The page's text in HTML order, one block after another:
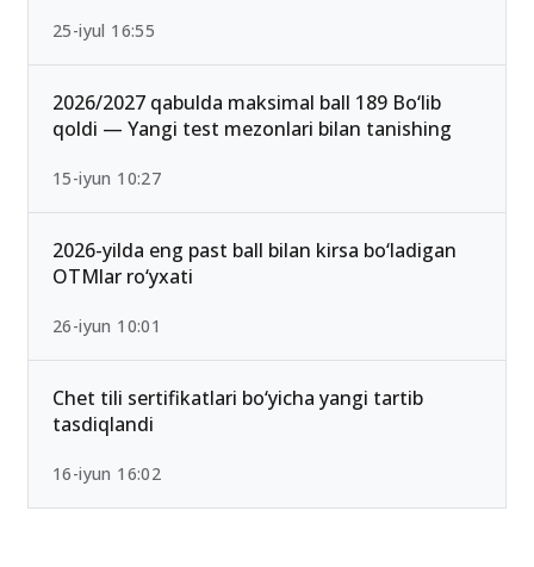
25-iyul 16:55
2026/2027 qabulda maksimal ball 189 Bo‘lib
qoldi — Yangi test mezonlari bilan tanishing
15-iyun 10:27
2026-yilda eng past ball bilan kirsa bo‘ladigan
OTMlar ro‘yxati
26-iyun 10:01
Chet tili sertifikatlari bo‘yicha yangi tartib
tasdiqlandi
16-iyun 16:02